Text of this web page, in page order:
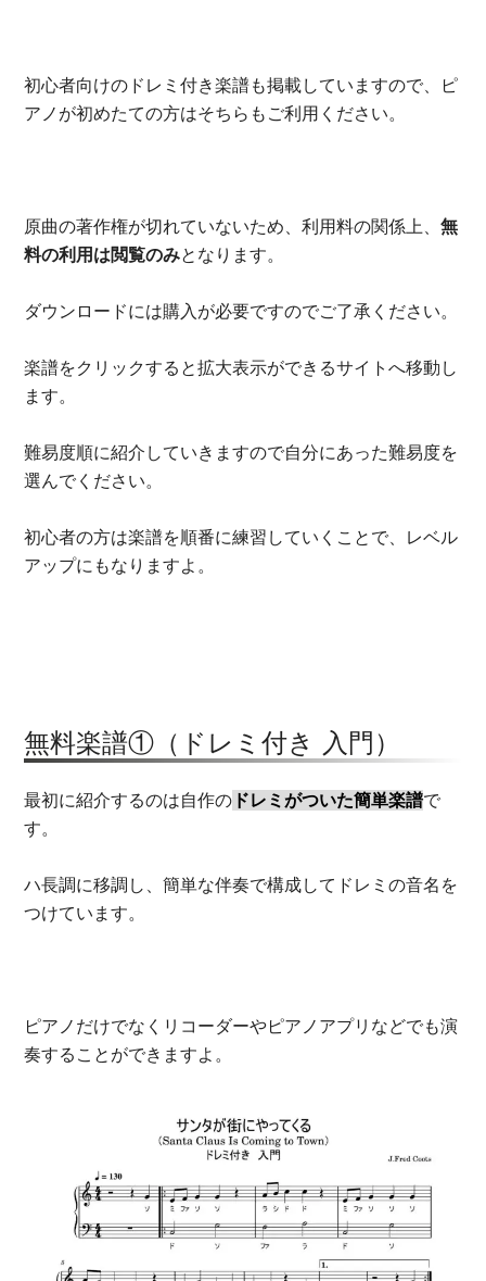
初心者向けのドレミ付き楽譜も掲載していますので、ピ
アノが初めたての方はそちらもご利用ください。
原曲の著作権が切れていないため、利用料の関係上、無
料の利用は閲覧のみとなります。
ダウンロードには購入が必要ですのでご了承ください。
楽譜をクリックすると拡大表示ができるサイトへ移動し
ます。
難易度順に紹介していきますので自分にあった難易度を
選んでください。
初心者の方は楽譜を順番に練習していくことで、レベル
アップにもなりますよ。
無料楽譜①（ドレミ付き 入門）
最初に紹介するのは自作の ドレミがついた簡単楽譜で
す。
ハ長調に移調し、簡単な伴奏で構成してドレミの音名を
つけています。
ピアノだけでなくリコーダーやピアノアプリなどでも演
奏することができますよ。